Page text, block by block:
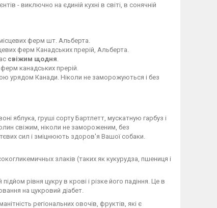
- виключно на єдиній кухні в світі, в сонячній
ферм шт. Альберта.
ферм Канадських прерій, Альберта.
свіжим щодня
канадських прерій.
урядом Канади. Ніколи не заморожуються і без
яблука, груші сорту Бартлетт, мускатную гарбуз і
свіжим, ніколи не замороженим, без
сил і зміцнюють здоров'я Вашої собаки.
злаків (таких як кукурудза, пшениця і
рівня цукру в крові і різке його падіння. Це в
на цукровий діабет.
регіональних овочів, фруктів, які є